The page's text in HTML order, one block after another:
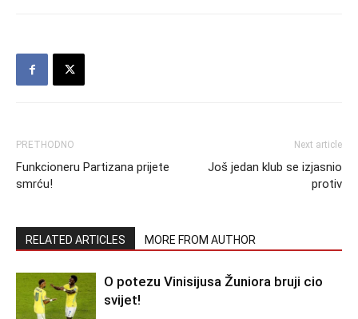
PRETHODNO
Funkcioneru Partizana prijete
smrću!
Next article
Još jedan klub se izjasnio
protiv
RELATED ARTICLES MORE FROM AUTHOR
O potezu Vinisijusa Žuniora bruji cio
svijet!